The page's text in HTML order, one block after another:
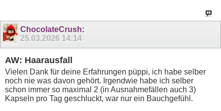
ChocolateCrush:
25.03.2026 14:14
AW: Haarausfall
Vielen Dank für deine Erfahrungen püppi, ich habe selber
noch nie was davon gehört. Irgendwie habe ich selber
schon immer so maximal 2 (in Ausnahmefällen auch 3)
Kapseln pro Tag geschluckt, war nur ein Bauchgefühl.